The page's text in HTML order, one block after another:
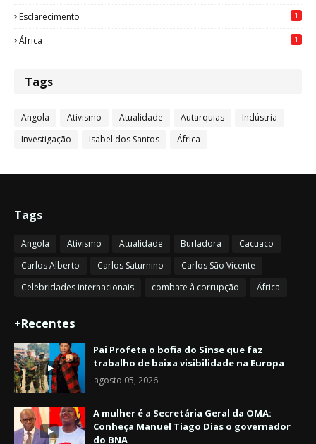
Esclarecimento 1
África 1
Tags
Angola Ativismo Atualidade Autarquias
Indústria
Investigação
Isabel dos Santos África
Tags
Angola Ativismo Atualidade Burladora
Cacuaco
Carlos Alberto
Carlos Saturnino
Carlos São Vicente
Celebridades internacionais
combate à corrupção África
+Recentes
Pai Profeta o bofia do Sinse que faz
trabalho de baixa visibilidade na Europa
agosto 05, 2026
A mulher é a Secretária Geral da OMA:
Conheça Manuel Tiago Dias o governador
do BNA